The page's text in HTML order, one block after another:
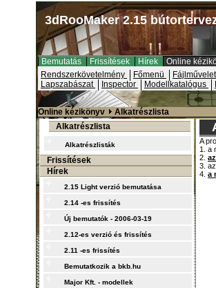
3dRooMaker 2.15
Bemutatás Frissítések Hírek Online
Rendszerkövetelmény
Főmenü
Lapszabászat
Inspector Modellkatalógus
Online kézikönyv
Alkatrészlista
Alkatrészlista
Alkatrészlisták
Frissítések
Hírek
2.15 Light verzió bemutatása
2.14 -es frissítés
Új bemutatók - 2006-03-19
2.12-es verzió és frissítés
2.11 -es frissítés
Bemutatkozik a bkb.hu
Major Kft. - modellek
A
1. a
2.
3.
4. a